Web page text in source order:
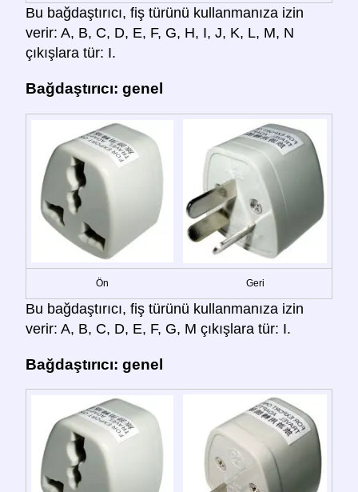
Bu bağdaştırıcı, fiş türünü kullanmanıza izin
verir: A, B, C, D, E, F, G, H, I, J, K, L, M, N
çıkışlara tür: I.
Bağdaştırıcı: genel
Ön Geri
Bu bağdaştırıcı, fiş türünü kullanmanıza izin
verir: A, B, C, D, E, F, G, M çıkışlara tür: I.
Bağdaştırıcı: genel